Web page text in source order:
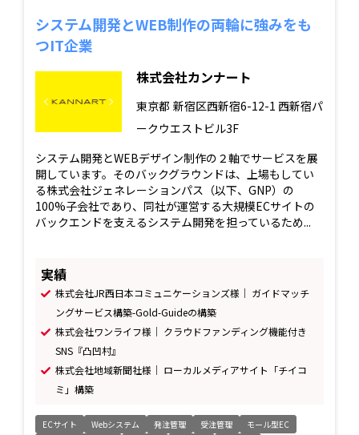
システム開発とWEB制作の両輪に強みをも
つIT企業
株式会社カンナート
東京都 新宿区西新宿6-12-1 西新宿パ
ークウエストビル3F
システム開発とWEBデザイン制作の２軸でサービスを展
開しています。そのバックグラウンドは、上場もしてい
る株式会社ジェネレーションパス（以下、GNP）の
100%子会社であり、同社が運営する大規模ECサイトの
バックエンドを支えるシステム開発を担っているため...
実績
株式会社JR西日本コミュニケーションズ様｜ ガイドマッチ
ングサービス構築-Gold-Guideの構築
株式会社ワンライフ様｜ クラウドファンディング機能付き
SNS『凸凹村』
株式会社地域新聞社様｜ ローカルメディアサイト「チイコ
ミ」構築
ECサイト Webシステム 発注管理 受注管理
モール型EC